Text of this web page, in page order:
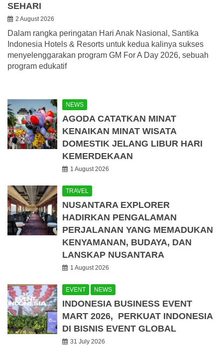
SEHARI
2 August 2026
Dalam rangka peringatan Hari Anak Nasional, Santika
Indonesia Hotels & Resorts untuk kedua kalinya sukses
menyelenggarakan program GM For A Day 2026, sebuah
program edukatif
NEWS
AGODA CATATKAN MINAT
KENAIKAN MINAT WISATA
DOMESTIK JELANG LIBUR HARI
KEMERDEKAAN
1 August 2026
TRAVEL
NUSANTARA EXPLORER
HADIRKAN PENGALAMAN
PERJALANAN YANG MEMADUKAN
KENYAMANAN, BUDAYA, DAN
LANSKAP NUSANTARA
1 August 2026
EVENT NEWS
INDONESIA BUSINESS EVENT
MART 2026, PERKUAT INDONESIA
DI BISNIS EVENT GLOBAL
31 July 2026